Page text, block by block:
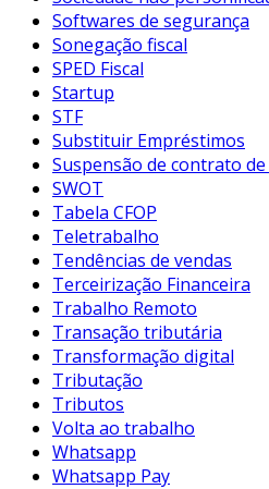
Softwares de segurança
Sonegação fiscal
SPED Fiscal
Startup
STF
Substituir Empréstimos
Suspensão de contrato
SWOT
Tabela CFOP
Teletrabalho
Tendências de vendas
Terceirização Financeira
Trabalho Remoto
Transação tributária
Transformação digital
Tributação
Tributos
Volta ao trabalho
Whatsapp
Whatsapp Pay